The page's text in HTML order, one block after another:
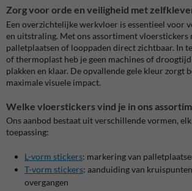
Zorg voor orde en veiligheid met
Een overzichtelijke werkvloer is essentieel voor
en uitstraling. Met ons assortiment vloerstickers
palletplaatsen of looppaden direct zichtbaar. In
of thermoplast heb je geen machines of
plakken en klaar. De opvallende gele kleur zorgt
maximale visuele impact.
Welke vloerstickers vind je in ons
Ons aanbod bestaat uit verschillende vormen,
toepassing:
L-vorm stickers: markering van
T-vorm stickers: aanduiding van
overgangen